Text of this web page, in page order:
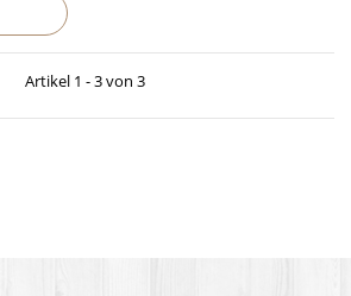
Artikel 1 - 3 von 3